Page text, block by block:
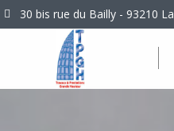
30 bis rue du Bailly - 93210